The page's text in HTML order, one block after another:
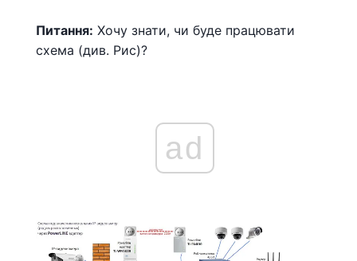
Питання: Хочу знати, чи буде працювати
схема (див. Рис)?
ad